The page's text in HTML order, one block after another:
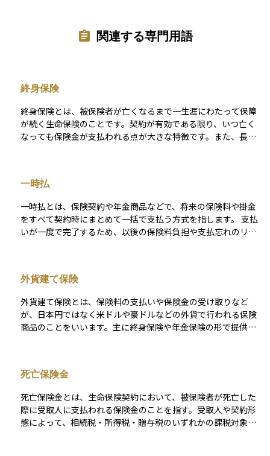
関連する専門用語
終身保険
終身保険とは、被保険者が亡くなるまで一生涯にわたって保障
が続く生命保険のことです。契約が有効である限り、いつ亡く
なっても保険金が支払われる点が大きな特徴です。また、長く
ものや、生涯支払い続けるものなど、契約によってさまざまで
す。遺族への経済的保障を目的に契約されることが多く、老後
の資金準備や相続対策としても活用されます。途中で解約する
と、払い込んだ金額よりも少ない返戻金しか戻らないこともあ
るため、長期の視点で加入することが前提となる保険です。
一時払
一時払とは、保険契約や年金商品などで、将来の保険料や掛金
をすべて契約時にまとめて一括で支払う方式を指します。 支払
いが一度で完了するため、以後の保険料負担や支払忘れのリス
要があり、資金流動性が低下することや一括投資ゆえのタイミ
ングリスクが生じる点には留意が必要です。
外貨建て保険
外貨建て保険とは、保険料の支払いや保険金の受け取りなど
が、日本円ではなく米ドルや豪ドルなどの外貨で行われる保険
商品のことをいいます。主に終身保険や年金保険の形で提供さ
変動によって実際に受け取る金額が目減りするリスクもありま
す。また、為替手数料や解約時のコストがかかることもあるた
め、加入する際には仕組みをしっかり理解し、自分の資産運用
方針やリスク許容度に合っているかを見極めることが大切で
す。特に長期で保有する場合には、為替動向や国際情勢にも一
死亡保険金
死亡保険金とは、生命保険契約において、被保険者が死亡した
際に受取人に支払われる保険金のことを指す。受取人や契約形
態によって、相続税・所得税・贈与税のいずれかの課税対象と